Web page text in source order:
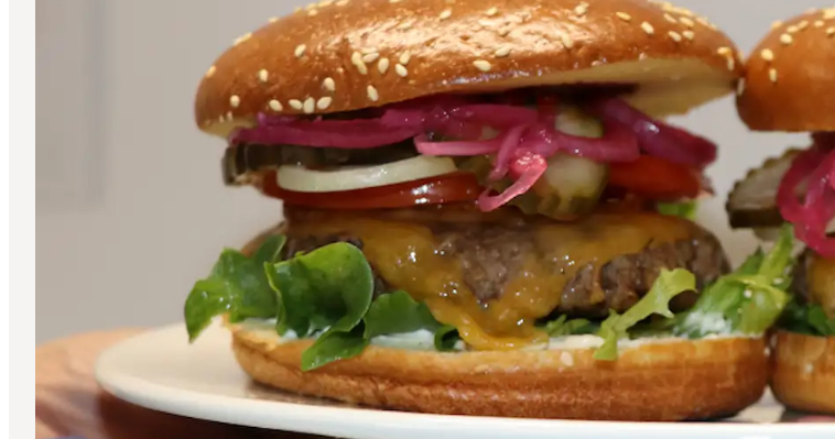
Book Oplevelser